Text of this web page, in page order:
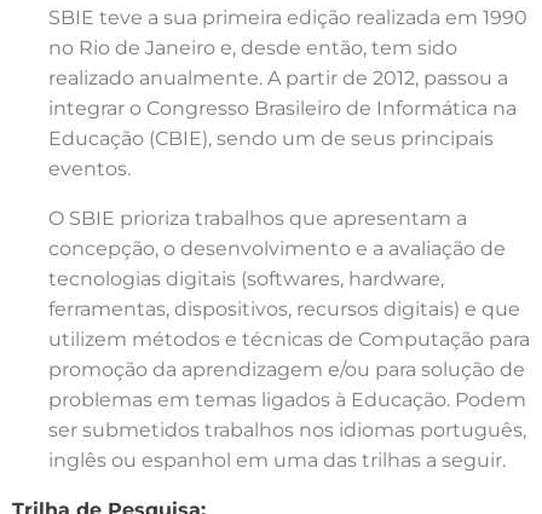
SBIE teve a sua primeira edição realizada em 1990
no Rio de Janeiro e, desde então, tem sido
realizado anualmente. A partir de 2012, passou a
integrar o Congresso Brasileiro de Informática na
Educação (CBIE), sendo um de seus principais
eventos.
O SBIE prioriza trabalhos que apresentam a
concepção, o desenvolvimento e a avaliação de
tecnologias digitais (softwares, hardware,
ferramentas, dispositivos, recursos digitais) e que
utilizem métodos e técnicas de Computação para
promoção da aprendizagem e/ou para solução de
problemas em temas ligados à Educação. Podem
ser submetidos trabalhos nos idiomas português,
inglês ou espanhol em uma das trilhas a seguir.